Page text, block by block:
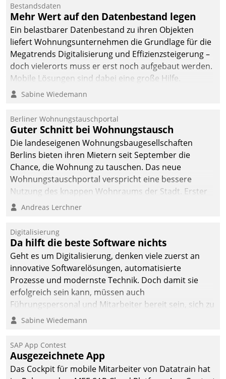
Datatrain. Die meravis
Wohnungsbau- und
Immobilien GmbH hat
sich dabei für den Betrieb
der Lösung über die SAP
Cloud Platform
entschieden - als erstes
Unternehmen am
Bestandsdaten
Mehr Wert auf den Datenbestand legen
Ein belastbarer Datenbestand zu ihren Objekten
liefert Wohnungsunternehmen die Grundlage für die
Megatrends Digitalisierung und Effizienzsteigerung –
doch vielerorts muss er erst noch aufgebaut werden.
Mobile Lösungen sind dabei eine große Hilfe.
Sabine Wiedemann
Berliner Wohnungstauschportal
Guter Schnitt bei Wohnungstausch
Die landeseigenen Wohnungsbaugesellschaften
Berlins bieten ihren Mietern seit September die
Chance, die Wohnung zu tauschen. Das neue
Wohnungstauschportal verspricht eine bessere
Nutzung des knappen Wohnraums der Stadt. Erster
Anwendungsfall für Datatrains Lösung API-Hub mit
Unternehmen.
Andreas Lerchner
Digitalisierung
Da hilft die beste Software nichts
Geht es um Digitalisierung, denken viele zuerst an
innovative Softwarelösungen, automatisierte
Prozesse und modernste Technik. Doch damit sie
erfolgreich sein kann, müssen auch
Führungspersonal und Mitarbeiter bereit sein, sich zu
verändern und anzupassen, sonst werden sie an ihr
Sabine Wiedemann
SAP App Contest
Ausgezeichnete App
Das Cockpit für mobile Mitarbeiter von Datatrain hat